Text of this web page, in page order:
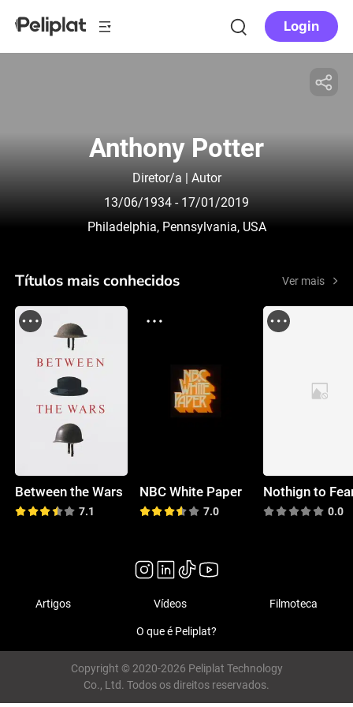
Login
Anthony Potter
Diretor/a | Autor
13/06/1934 - 17/01/2019
Philadelphia, Pennsylvania, USA
Títulos mais conhecidos Ver mais
Between the Wars
7.1
NBC White Paper
7.0 0.0
Artigos Vídeos Filmoteca
O que é Peliplat?
Copyright © 2020-2026 Peliplat Technology
Co., Ltd. Todos os direitos reservados.